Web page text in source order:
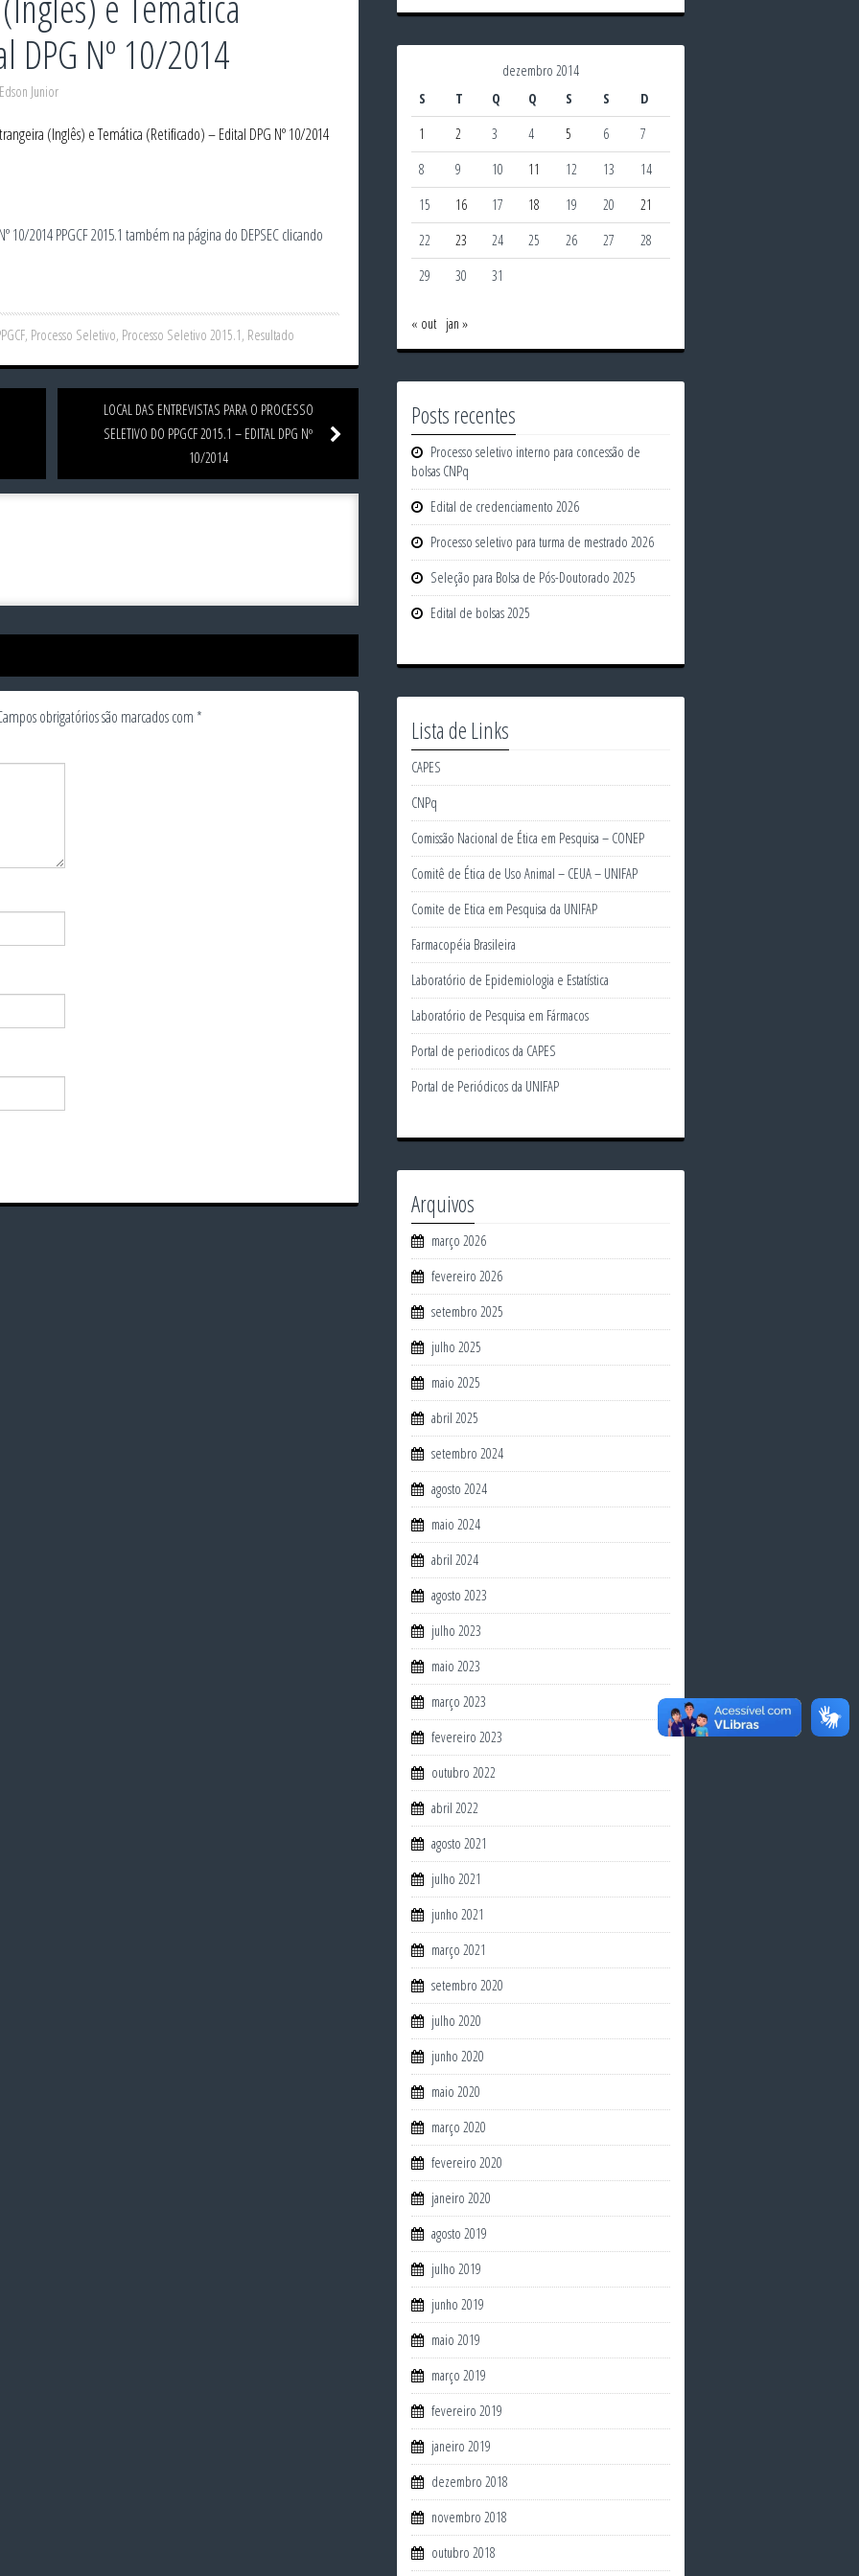
DPG Nº 10/2014
Edson Junior
(Inglês) e Temática (Retificado) – Edital DPG Nº 10/2014
10/2014 PPGCF 2015.1 também na página do DEPSEC clicando
, Processo Seletivo, Processo Seletivo 2015.1, Resultado
LOCAL DAS ENTREVISTAS PARA O PROCESSO
SELETIVO DO PPGCF 2015.1 – EDITAL DPG Nº
10/2014
obrigatórios são marcados com *
dezembro 2014
S
T Q Q S S
D
1
2 3 4 5 6
7
8
9 10 11 12 13
14
15
16 17 18 19 20
21
22
23 24 25 26 27
28
29
30 31
« out jan »
Posts recentes
Processo seletivo interno para concessão de
bolsas CNPq
Edital de credenciamento 2026
Processo seletivo para turma de mestrado 2026
Seleção para Bolsa de Pós-Doutorado 2025
Edital de bolsas 2025
Lista de Links
CAPES
CNPq
Comissão Nacional de Ética em Pesquisa – CONEP
Comitê de Ética de Uso Animal – CEUA – UNIFAP
Comite de Etica em Pesquisa da UNIFAP
Farmacopéia Brasileira
Laboratório de Epidemiologia e Estatística
Laboratório de Pesquisa em Fármacos
Portal de periodicos da CAPES
Portal de Periódicos da UNIFAP
Arquivos
março 2026
fevereiro 2026
setembro 2025
julho 2025
maio 2025
abril 2025
setembro 2024
agosto 2024
maio 2024
abril 2024
agosto 2023
julho 2023
maio 2023
março 2023
fevereiro 2023
outubro 2022
abril 2022
agosto 2021
julho 2021
junho 2021
março 2021
setembro 2020
julho 2020
junho 2020
maio 2020
março 2020
fevereiro 2020
janeiro 2020
agosto 2019
julho 2019
junho 2019
maio 2019
março 2019
fevereiro 2019
janeiro 2019
dezembro 2018
novembro 2018
outubro 2018